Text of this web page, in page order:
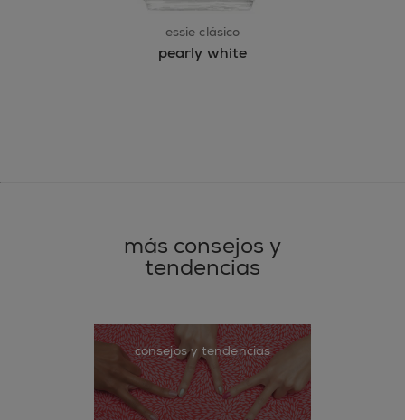
essie clásico
pearly white
más consejos y
tendencias
consejos y tendencias